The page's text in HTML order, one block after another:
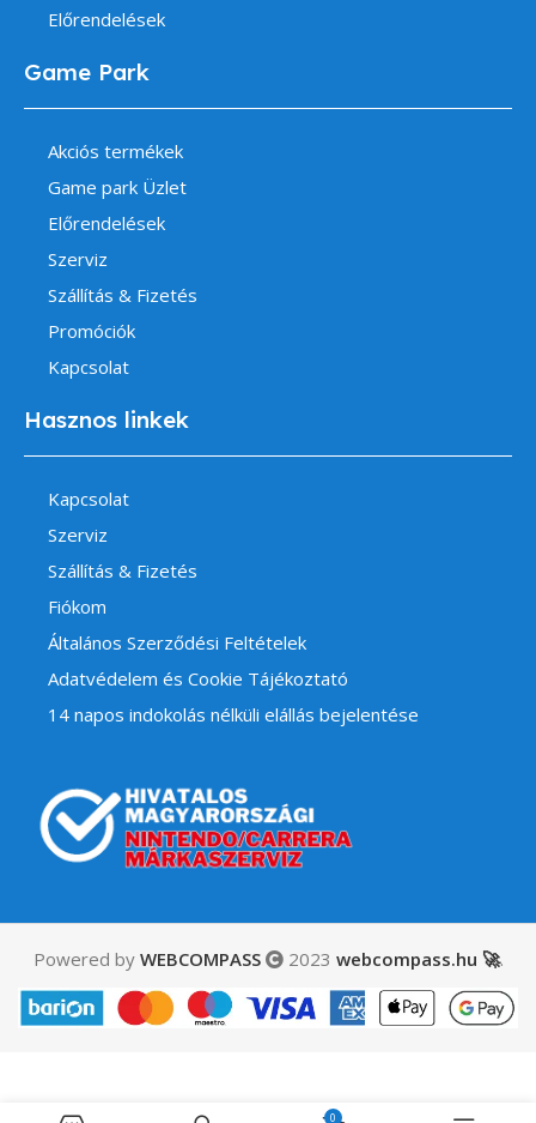
Előrendelések
Game Park
Akciós termékek
Game park Üzlet
Előrendelések
Szerviz
Szállítás & Fizetés
Promóciók
Kapcsolat
Hasznos linkek
Kapcsolat
Szerviz
Szállítás & Fizetés
Fiókom
Általános Szerződési Feltételek
Adatvédelem és Cookie Tájékoztató
14 napos indokolás nélküli elállás bejelentése
Powered by WEBCOMPASS 2023 webcompass.hu 🚀.
1,690Ft
0